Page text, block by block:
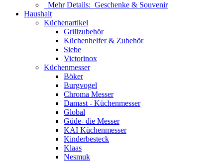
Mehr Details: Geschenke & Souvenir
Haushalt
Küchenartikel
Grillzubehör
Küchenhelfer & Zubehör
Siebe
Victorinox
Küchenmesser
Böker
Burgvogel
Chroma Messer
Damast - Küchenmesser
Global
Güde- die Messer
KAI Küchenmesser
Kinderbesteck
Klaas
Nesmuk